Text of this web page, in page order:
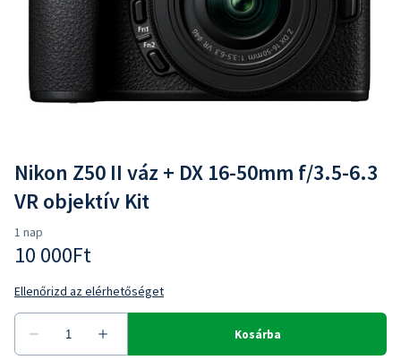
Nikon Z50 II váz + DX 16-50mm f/3.5-6.3
VR objektív Kit